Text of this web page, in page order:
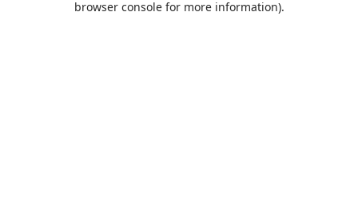
browser console for more information).